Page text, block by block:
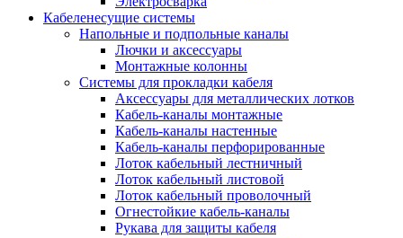
Кабеленесущие системы
Напольные и подпольные каналы
Лючки и аксессуары
Монтажные колонны
Системы для прокладки кабеля
Аксессуары для металлических лотков
Кабель-каналы монтажные
Кабель-каналы настенные
Кабель-каналы перфорированные
Лоток кабельный лестничный
Лоток кабельный листовой
Лоток кабельный проволочный
Огнестойкие кабель-каналы
Рукава для защиты кабеля